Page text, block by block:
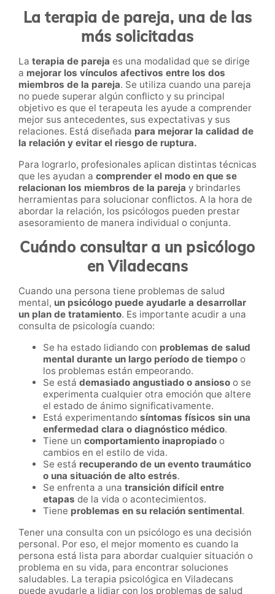
La terapia de pareja, una de las
más solicitadas
La terapia de pareja es una modalidad que se dirige
a mejorar los vínculos afectivos entre los dos
miembros de la pareja. Se utiliza cuando una pareja
no puede superar algún conflicto y su principal
objetivo es que el terapeuta les ayude a comprender
mejor sus antecedentes, sus expectativas y sus
relaciones. Está diseñada para mejorar la calidad de
la relación y evitar el riesgo de ruptura.
Para lograrlo, profesionales aplican distintas técnicas
que les ayudan a comprender el modo en que se
relacionan los miembros de la pareja y brindarles
herramientas para solucionar conflictos. A la hora de
abordar la relación, los psicólogos pueden prestar
asesoramiento de manera individual o conjunta.
Cuándo consultar a un psicólogo
en Viladecans
Cuando una persona tiene problemas de salud
mental, un psicólogo puede ayudarle a desarrollar
un plan de tratamiento. Es importante acudir a una
consulta de psicología cuando:
Se ha estado lidiando con problemas de salud
mental durante un largo período de tiempo o
los problemas están empeorando.
Se está demasiado angustiado o ansioso o se
experimenta cualquier otra emoción que altere
el estado de ánimo significativamente.
Está experimentando síntomas físicos sin una
enfermedad clara o diagnóstico médico.
Tiene un comportamiento inapropiado o
cambios en el estilo de vida.
Se está recuperando de un evento traumático
o una situación de alto estrés.
Se enfrenta a una transición difícil entre
etapas de la vida o acontecimientos.
Tiene problemas en su relación sentimental.
Tener una consulta con un psicólogo es una decisión
personal. Por eso, el mejor momento es cuando la
persona está lista para abordar cualquier situación o
problema en su vida, para encontrar soluciones
saludables. La terapia psicológica en Viladecans
puede ayudarle a lidiar con los problemas de salud